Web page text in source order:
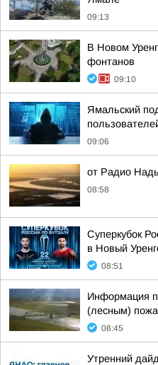
09:13
В Новом
фонтанов
09:10
Ямальский
09:06
от Радио
08:58
Суперкубок
в Новый
08:51
Информация
(лесным)
08:45
Утренний